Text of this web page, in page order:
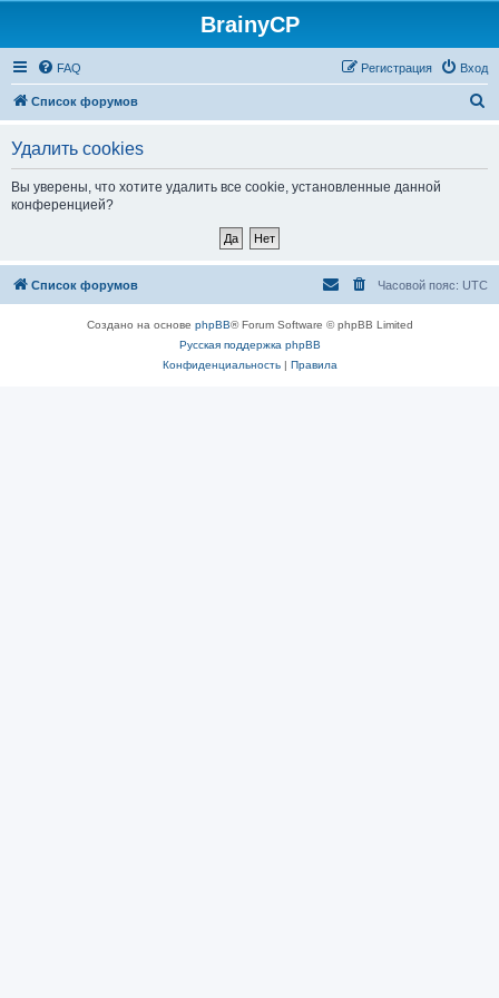
BrainyCP
FAQ Вход
Регистрация
Список форумов
Удалить cookies
Вы уверены, что хотите удалить все cookie, установленные данной
конференцией?
Список форумов Часовой пояс: UTC
Создано на основе phpBB® Forum Software © phpBB Limited
Русская поддержка phpBB
Конфиденциальность| Правила